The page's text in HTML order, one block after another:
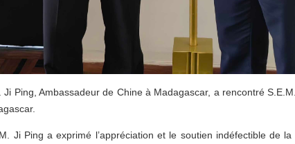
Ping, Ambassadeur de Chine à Madagascar, a rencontré
Ji Ping a exprimé l’appréciation et le soutien indéfectible de